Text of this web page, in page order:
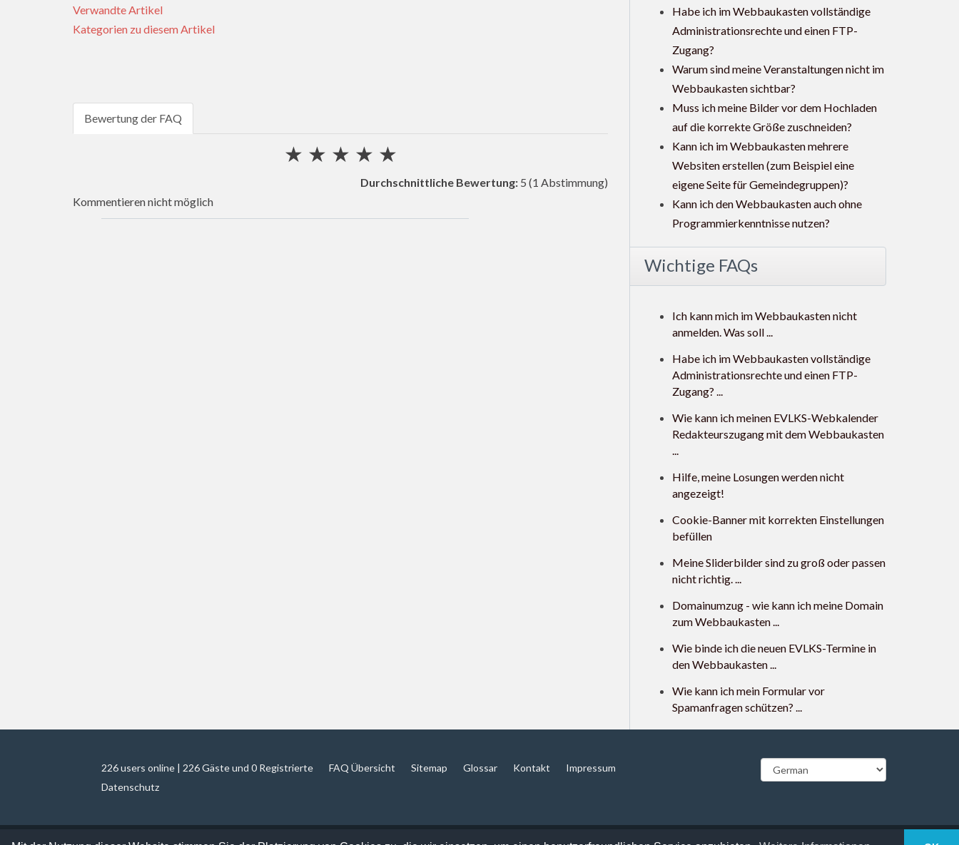
Verwandte Artikel
Kategorien zu diesem Artikel
Bewertung der FAQ
★
★
★
★
★
Durchschnittliche Bewertung: 5 (1 Abstimmung)
Kommentieren nicht möglich
Habe ich im Webbaukasten vollständige
Administrationsrechte und einen FTP-
Zugang?
Warum sind meine Veranstaltungen nicht im
Webbaukasten sichtbar?
Muss ich meine Bilder vor dem Hochladen
auf die korrekte Größe zuschneiden?
Kann ich im Webbaukasten mehrere
Websiten erstellen (zum Beispiel eine
eigene Seite für Gemeindegruppen)?
Kann ich den Webbaukasten auch ohne
Programmierkenntnisse nutzen?
Wichtige FAQs
Ich kann mich im Webbaukasten nicht
anmelden. Was soll ...
Habe ich im Webbaukasten vollständige
Administrationsrechte und einen FTP-
Zugang? ...
Wie kann ich meinen EVLKS-Webkalender
Redakteurszugang mit dem Webbaukasten
...
Hilfe, meine Losungen werden nicht
angezeigt!
Cookie-Banner mit korrekten Einstellungen
befüllen
Meine Sliderbilder sind zu groß oder passen
nicht richtig. ...
Domainumzug - wie kann ich meine Domain
zum Webbaukasten ...
Wie binde ich die neuen EVLKS-Termine in
den Webbaukasten ...
Wie kann ich mein Formular vor
Spamanfragen schützen? ...
226 users online | 226 Gäste und 0 Registrierte FAQ Übersicht Sitemap Glossar Kontakt
Impressum
Datenschutz